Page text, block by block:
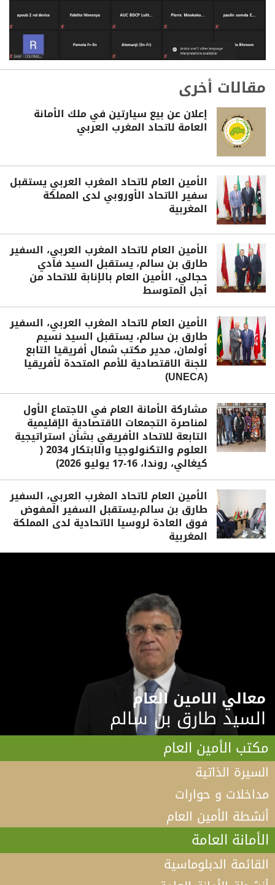
مقالات أخرى
إعلان عن بيع سيارتين في ملك الأمانة
العامة لاتحاد المغرب العربي
الأمين العام لاتحاد المغرب العربي يستقبل
سفير الاتحاد الأوروبي لدى المملكة
المغربية
الأمين العام لاتحاد المغرب العربي، السفير
طارق بن سالم، يستقبل السيد فادي
حجالي، الأمين العام بالإنابة للاتحاد من
أجل المتوسط
الأمين العام لاتحاد المغرب العربي، السفير
طارق بن سالم، يستقبل السيد نسيم
أولمان، مدير مكتب شمال أفريقيا التابع
للجنة الاقتصادية للأمم المتحدة لأفريقيا
(UNECA)
مشاركة الأمانة العام في الاجتماع الأول
لمناصرة التجمعات الاقتصادية الإقليمية
التابعة للاتحاد الأفريقي بشأن استراتيجية
العلوم والتكنولوجيا والابتكار 2034 (
كيغالي، روندا، 16-17 يوليو 2026)
الأمين العام لاتحاد المغرب العربي، السفير
طارق بن سالم،يستقبل السفير المفوض
فوق العادة لروسيا الاتحادية لدى المملكة
المغربية
معالي الامين العام
السيد طارق بن سالم
مكتب الأمين العام
السيرة الذاتية
مداخلات و حوارات
أنشطة الأمين العام
الأمانة العامة
القائمة الدبلوماسية